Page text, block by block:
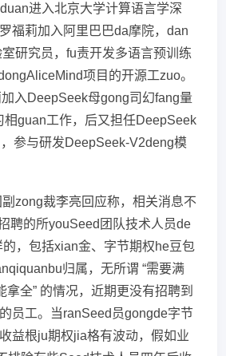
进入北京大学计算语言学深
福莉加入阿里巴巴da摩院，dan
研究员，fu责开发多语言预训练
项目的开源工zuo。
入DeepSeek母gong司幻fang量
相guan工作，后又担任DeepSeek
参与研发DeepSeek-V2deng模
zong裁李亮回应称，相关消息不
聘的所youSeed团队技术人员de
，包括xian金、字节期权he豆包
归属，无所谓 “需要满
全” 的情况，近期更没有招聘到
员工。当ranSeed员gongde字节
益根ju期权jia格有波动，假如业